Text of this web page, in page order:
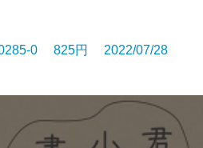
0 825円 2022/07/28